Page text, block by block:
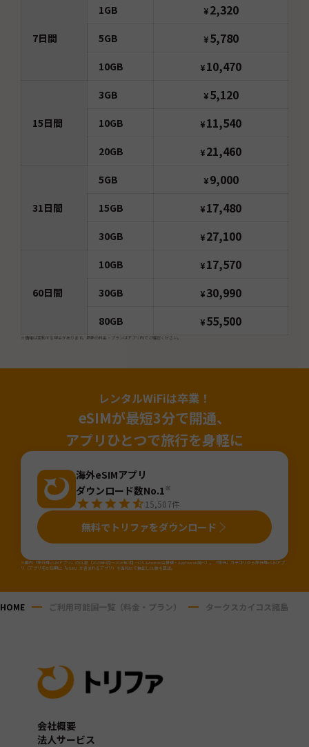
7日間
1GB ¥ 2,320
5GB ¥ 5,780
10GB ¥10,470
15日間
3GB ¥ 5,120
10GB ¥11,540
20GB ¥21,460
31日間
5GB ¥ 9,000
15GB ¥17,480
30GB ¥27,100
60日間
10GB ¥17,570
30GB ¥30,990
80GB ¥55,500
※価格は変動する場合があります。最新の料金・プランはアプリ内でご確認ください。
レンタルWiFiは卒業！
eSIMが最短3分で開通、
アプリひとつで旅行を身軽に
海外eSIMアプリ
ダウンロード数No.1※
15,507件
無料でトリファをダウンロード
※国内「旅行用eSIMアプリ」のDL数（2025年4月～2026年3月・iOS&Android合算値・AppTweak調べ）。「旅行」カテゴリから旅行用eSIMアプ
リ（アプリ名か説明に「eSIM」が含まれるアプリ）を当社にて抽出しDL数を算出。
HOME ご利用可能国一覧（料金・プラン） タークスカイコス諸島
会社概要
法人サービス